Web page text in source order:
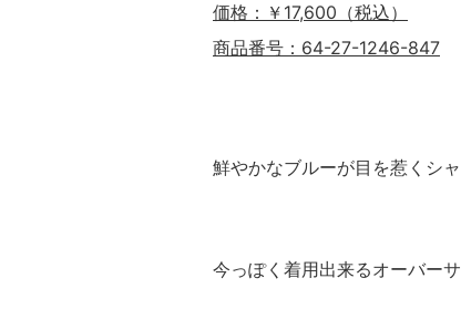
価格：￥17,600（税込）
商品番号：64-27-1246-847
鮮やかなブルーが目を惹くシ
今っぽく着用出来るオーバー